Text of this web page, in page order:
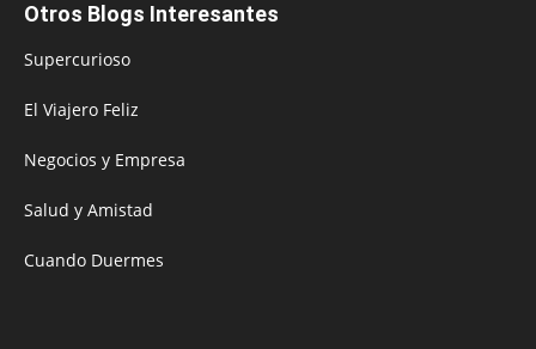
Otros Blogs Interesantes
Supercurioso
El Viajero Feliz
Negocios y Empresa
Salud y Amistad
Cuando Duermes